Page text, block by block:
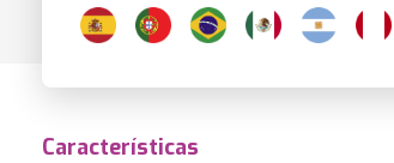
Características